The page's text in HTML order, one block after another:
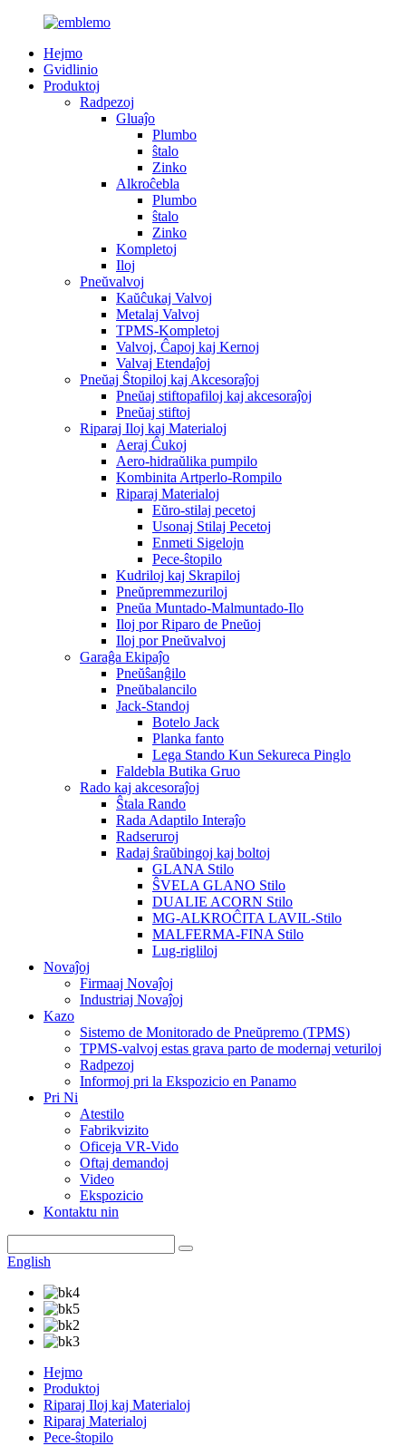
Hejmo
Gvidlinio
Produktoj
Radpezoj
Gluaĵo
Plumbo
ŝtalo
Zinko
Alkroĉebla
Plumbo
ŝtalo
Zinko
Kompletoj
Iloj
Pneŭvalvoj
Kaŭĉukaj Valvoj
Metalaj Valvoj
TPMS-Kompletoj
Valvoj, Ĉapoj kaj Kernoj
Valvaj Etendaĵoj
Pneŭaj Ŝtopiloj kaj Akcesoraĵoj
Pneŭaj stiftopafiloj kaj akcesoraĵoj
Pneŭaj stiftoj
Riparaj Iloj kaj Materialoj
Aeraj Ĉukoj
Aero-hidraŭlika pumpilo
Kombinita Artperlo-Rompilo
Riparaj Materialoj
Eŭro-stilaj pecetoj
Usonaj Stilaj Pecetoj
Enmeti Sigelojn
Pece-ŝtopilo
Kudriloj kaj Skrapiloj
Pneŭpremmezuriloj
Pneŭa Muntado-Malmuntado-Ilo
Iloj por Riparo de Pneŭoj
Iloj por Pneŭvalvoj
Garaĝa Ekipaĵo
Pneŭŝanĝilo
Pneŭbalancilo
Jack-Standoj
Botelo Jack
Planka fanto
Lega Stando Kun Sekureca Pinglo
Faldebla Butika Gruo
Rado kaj akcesoraĵoj
Ŝtala Rando
Rada Adaptilo Interaĵo
Radseruroj
Radaj ŝraŭbingoj kaj boltoj
GLANA Stilo
ŜVELA GLANO Stilo
DUALIE ACORN Stilo
MG-ALKROĈITA LAVIL-Stilo
MALFERMA-FINA Stilo
Lug-rigliloj
Novaĵoj
Firmaaj Novaĵoj
Industriaj Novaĵoj
Kazo
Sistemo de Monitorado de Pneŭpremo (TPMS)
TPMS-valvoj estas grava parto de modernaj veturiloj
Radpezoj
Informoj pri la Ekspozicio en Panamo
Pri Ni
Atestilo
Fabrikvizito
Oficeja VR-Vido
Oftaj demandoj
Video
Ekspozicio
Kontaktu nin
English
Hejmo
Produktoj
Riparaj Iloj kaj Materialoj
Riparaj Materialoj
Pece-ŝtopilo